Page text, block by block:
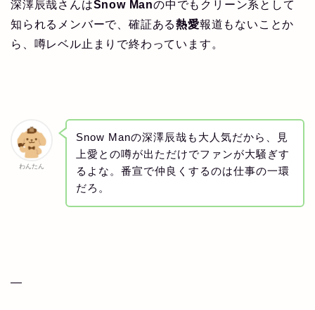
深澤辰哉さんはSnow Manの中でもクリーン系として
知られるメンバーで、確証ある熱愛報道もないことか
ら、噂レベル止まりで終わっています。
わんたん
Snow Manの深澤辰哉も大人気だから、見
上愛との噂が出ただけでファンが大騒ぎす
るよな。番宣で仲良くするのは仕事の一環
だろ。
—